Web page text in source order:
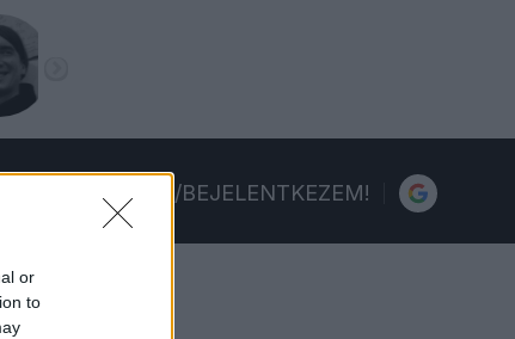
or
to
FELIRATKOZOM/BEJELENTKEZEM!